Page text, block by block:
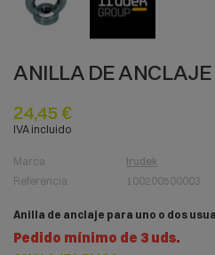
ANILLA DE ANCLAJE
24,45 €
IVA incluido
Marca
Irudek
Referencia
100200500003
Anilla de anclaje para uno o dos
Pedido mínimo de 3 uds.